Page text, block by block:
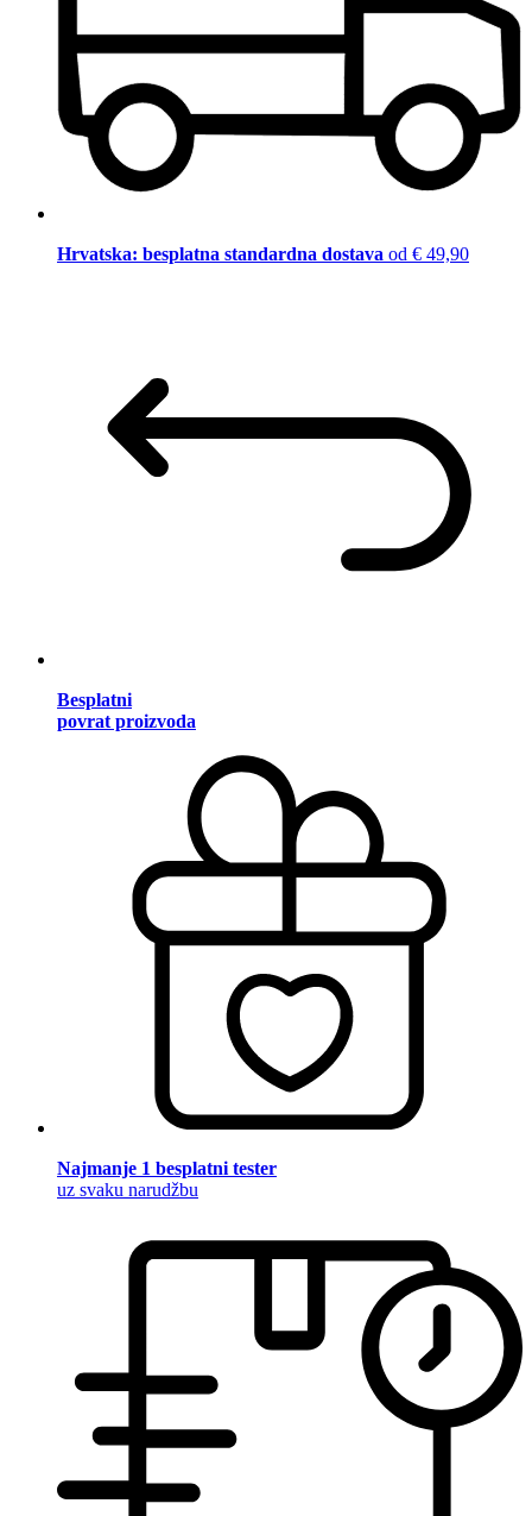
Hrvatska: besplatna standardna dostava od € 49,90
Besplatni
povrat proizvoda
Najmanje 1 besplatni tester
uz svaku narudžbu